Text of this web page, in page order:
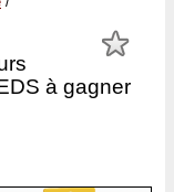
à gagner